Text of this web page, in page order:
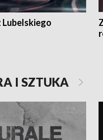
Lubelskiego
I SZTUKA